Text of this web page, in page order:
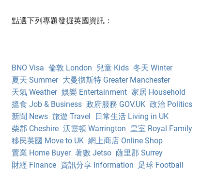
點選下列專題發掘英國資訊：
BNO Visa 倫敦 London 兒童 Kids 冬天 Winter
夏天 Summer 大曼彻斯特 Greater Manchester
天氣 Weather 娛樂 Entertainment 家居 Household
搵食 Job & Business 政府服務 GOV.UK 政治 Politics
新聞 News 旅遊 Travel
日常生活 Living in UK
柴郡 Cheshire 沃靈頓 Warrington 皇室 Royal Family
移民英國 Move to UK 網上商店 Online Shop
置業 Home Buyer 著數 Jetso 薩里郡 Surrey
財經 Finance 資訊分享 Information 足球 Football